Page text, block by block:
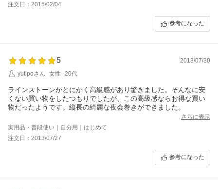
注文日：2015/02/04
参考になった
5
2013/07/30
yutipoさん
女性 20代
ラインストーンがとにかく高級感があり驚きました。そんなに安
くない買い物をしたつもりでしたが、この高級感ならお得な買い
物だったようです。縦長の綺麗な夜会巻きができました。
さらに表示
実用品・普段使い｜自分用｜はじめて
注文日：2013/07/27
参考になった